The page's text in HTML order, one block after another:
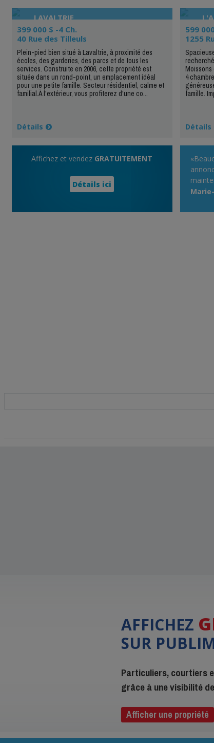
LAVALTRIE
399 000 $ -4 Ch.
40 Rue des Tilleuls
Plein-pied bien situé à Lavaltrie, à proximité des
écoles, des garderies, des parcs et de tous les
services. Construite en 2006, cette propriété est
située dans un rond-point, un emplacement idéal
pour une petite famille. Secteur résidentiel, calme et
familial.À l'extérieur, vous profiterez d'une co...
Détails
599
1255
4
famille.
Détails
Affichez et vendez GRATUITEMENT
Détails ici
passe
AFFICHEZ
SUR
Particuliers, courtiers
grâce à une visibilité
Afficher une propriété